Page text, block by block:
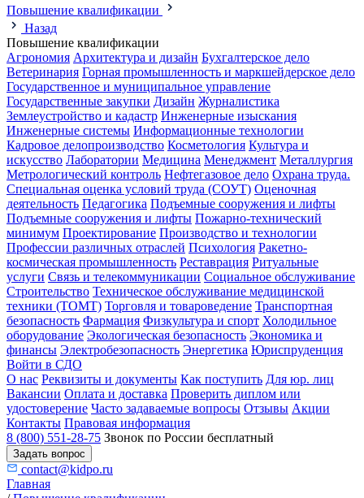
Повышение квалификации
Назад
Повышение квалификации
Агрономия Архитектура и дизайн Бухгалтерское дело
Ветеринария Горная промышленность и маркшейдерское дело
Государственное и муниципальное управление
Государственные закупки Дизайн Журналистика
Землеустройство и кадастр Инженерные изыскания
Инженерные системы Информационные технологии
Кадровое делопроизводство Косметология Культура и
искусство Лаборатории Медицина Менеджмент Металлургия
Метрологический контроль Нефтегазовое дело Охрана труда.
Специальная оценка условий труда (СОУТ) Оценочная
деятельность Педагогика Подъемные сооружения и лифты
Подъемные сооружения и лифты Пожарно-технический
минимум Проектирование Производство и технологии
Профессии различных отраслей Психология Ракетно-
космическая промышленность Реставрация Ритуальные
услуги Связь и телекоммуникации Социальное обслуживание
Строительство Техническое обслуживание медицинской
техники (ТОМТ) Торговля и товароведение Транспортная
безопасность Фармация Физкультура и спорт Холодильное
оборудование Экологическая безопасность Экономика и
финансы Электробезопасность Энергетика Юриспруденция
Войти в СДО
О нас Реквизиты и документы Как поступить Для юр. лиц
Вакансии Оплата и доставка Проверить диплом или
удостоверение Часто задаваемые вопросы Отзывы Акции
Контакты Правовая информация
8 (800) 551-28-75 Звонок по России бесплатный
Задать вопрос
contact@kidpo.ru
Главная